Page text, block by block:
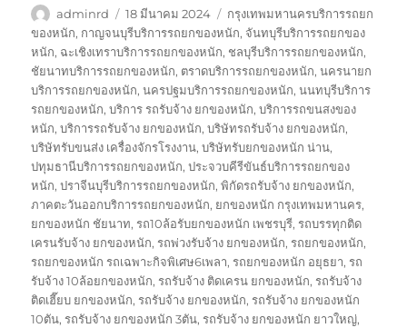
ผู้
เขียน
adminrd
เขียน
เมื่อ
18 มีนาคม 2024
ป้าย
กำกับ
กรุงเทพมหานครบริการรถยก
ของหนัก, กาญจนบุรีบริการรถยกของหนัก, จันทบุรีบริการรถยกของ
หนัก, ฉะเชิงเทราบริการรถยกของหนัก, ชลบุรีบริการรถยกของหนัก,
ชัยนาทบริการรถยกของหนัก, ตราดบริการรถยกของหนัก,นครนายก
บริการรถยกของหนัก,นครปฐมบริการรถยกของหนัก,นนทบุรีบริการ
รถยกของหนัก,บริการ รถรับจ้าง ยกของหนัก,บริการรถขนสงของ
หนัก,บริการรถรับจ้าง ยกของหนัก,บริษัทรถรับจ้าง ยกของหนัก,
บริษัทรับขนส่ง เครื่องจักรโรงงาน,บริษัทรับยกของหนัก น่าน,
ปทุมธานีบริการรถยกของหนัก,ประจวบคีรีขันธ์บริการรถยกของ
หนัก,ปราจีนบุรีบริการรถยกของหนัก,พิกัดรถรับจ้าง ยกของหนัก,
ภาคตะวันออกบริการรถยกของหนัก, ยกของหนัก กรุงเทพมหานคร,
ยกของหนัก ชัยนาท,รถ10ล้อรับยกของหนัก เพชรบุรี,รถบรรทุกติด
เครนรับจ้าง ยกของหนัก,รถพ่วงรับจ้าง ยกของหนัก,รถยกของหนัก,
รถยกของหนัก รถเฉพาะกิจพิเศษ6เพลา,รถยกของหนัก อยุธยา,รถ
รับจ้าง 10ล้อยกของหนัก,รถรับจ้าง ติดเครน ยกของหนัก,รถรับจ้าง
ติดเฮี๊ยบ ยกของหนัก,รถรับจ้าง ยกของหนัก,รถรับจ้าง ยกของหนัก
10ตัน,รถรับจ้าง ยกของหนัก 3ตัน,รถรับจ้าง ยกของหนัก ยาวใหญ่,